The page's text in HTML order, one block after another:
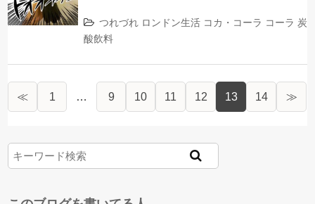
つれづれ ロンドン生活 コカ・コーラ コーラ 炭
酸飲料
≪ 1 … 9 10 11 12 13 14 ≫